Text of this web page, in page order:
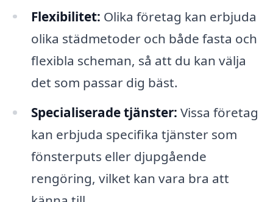
Flexibilitet: Olika företag kan erbjuda
olika städmetoder och både fasta och
flexibla scheman, så att du kan välja
det som passar dig bäst.
Specialiserade tjänster: Vissa företag
kan erbjuda specifika tjänster som
fönsterputs eller djupgående
rengöring, vilket kan vara bra att